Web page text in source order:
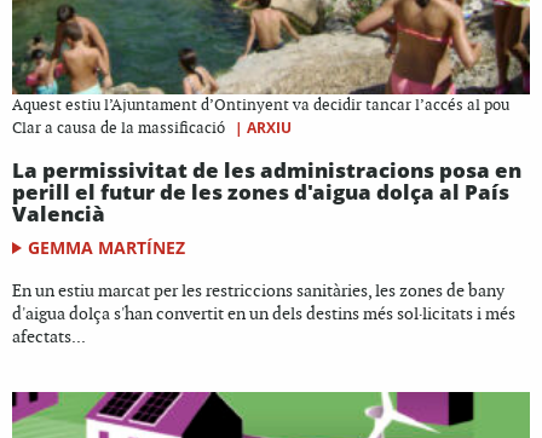
Aquest estiu l’Ajuntament d’Ontinyent va decidir tancar l’accés al pou
Clar a causa de la massificació
| ARXIU
La permissivitat de les administracions posa en
perill el futur de les zones d'aigua dolça al País
Valencià
GEMMA MARTÍNEZ
En un estiu marcat per les restriccions sanitàries, les zones de bany
d'aigua dolça s'han convertit en un dels destins més sol·licitats i més
afectats...